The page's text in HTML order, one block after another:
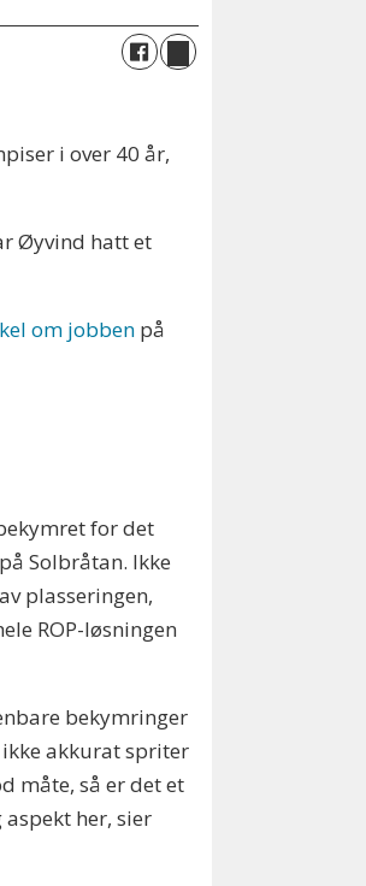
i over 40 år,
Øyvind hatt et
om jobben på
for det
Solbråtan. Ikke
plasseringen,
ROP-løsningen
bekymringer
akkurat spriter
måte, så er det et
her, sier